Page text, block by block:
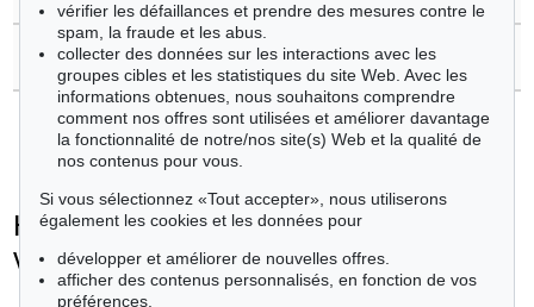
Contacter l'expert
Hermann Max Pechstein - Objets
vendus
toutes les offres
vérifier les défaillances et prendre des mesures contre le
spam, la fraude et les abus.
collecter des données sur les interactions avec les
groupes cibles et les statistiques du site Web. Avec les
informations obtenues, nous souhaitons comprendre
comment nos offres sont utilisées et améliorer davantage
la fonctionnalité de notre/nos site(s) Web et la qualité de
nos contenus pour vous.
Si vous sélectionnez «Tout accepter», nous utiliserons
également les cookies et les données pour
développer et améliorer de nouvelles offres.
afficher des contenus personnalisés, en fonction de vos
préférences.